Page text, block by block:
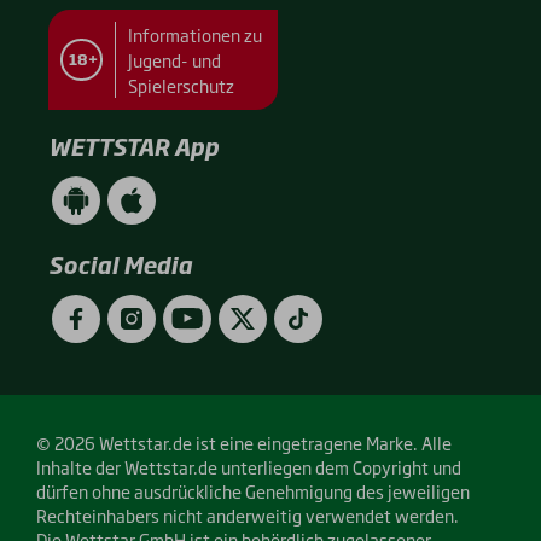
18+
Informationen zu
Jugend- und
Spielerschutz
WETTSTAR App
WETTSTAR
App
(Android
/
Google
Play)
WETTSTAR
App
(Apple
/
App
Store)
Social Media
FacebookInstagramYouTubeTwitterTikTok
© 2026 Wettstar.de ist eine eingetragene Marke. Alle
Inhalte der Wettstar.de unterliegen dem Copyright und
dürfen ohne ausdrückliche Genehmigung des jeweiligen
Rechteinhabers nicht anderweitig verwendet werden.